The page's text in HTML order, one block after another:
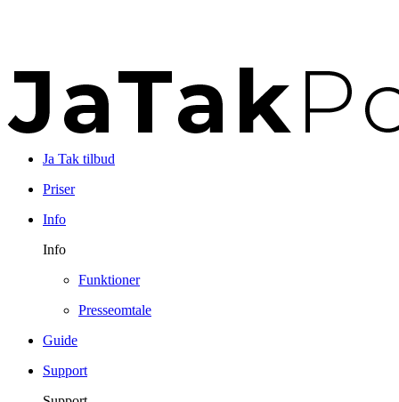
Ja Tak tilbud
Priser
Info
Info
Funktioner
Presseomtale
Guide
Support